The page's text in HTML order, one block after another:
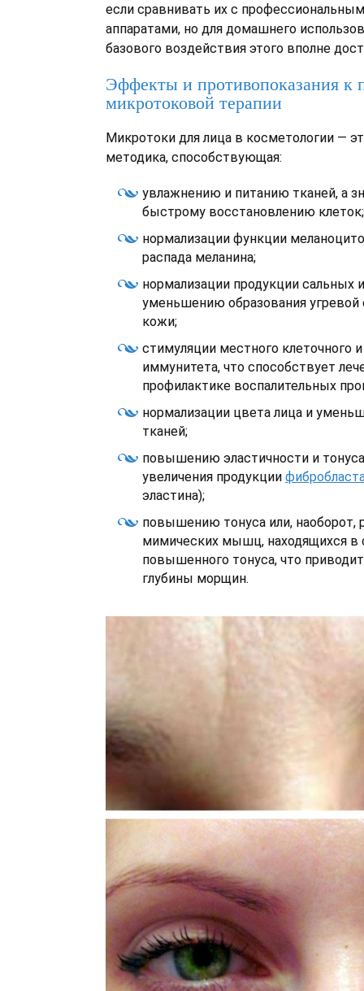
если сравнивать их с
аппаратами, но для домашнего
базового воздействия этого вполне
Эффекты и противопоказания к
микротоковой терапии
Микротоки для лица в косметологии —
методика, способствующая:
увлажнению и питанию тканей, а
быстрому восстановлению клеток;
нормализации функции
распада меланина;
нормализации продукции сальных
уменьшению образования
кожи;
стимуляции местного клеточного
иммунитета, что способствует
профилактике воспалительных
нормализации цвета лица и
тканей;
повышению эластичности и
увеличения продукции
эластина);
повышению тонуса или, наоборот,
мимических мышц, находящихся в
повышенного тонуса, что
глубины морщин.